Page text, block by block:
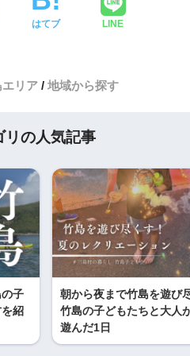
はてブ LINE
リア 地域から探す
リの人気記事
子
紹
朝から夜まで竹島を遊び
竹島の子どもたちと大人
遊んだ1日